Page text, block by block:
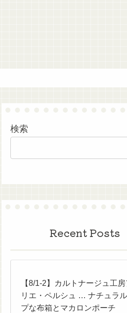
検索
Recent Posts
【8/1-2】カルトナージュ工房
リエ・ペルシュ … ナチュラ
プな布箱とマカロンポーチ